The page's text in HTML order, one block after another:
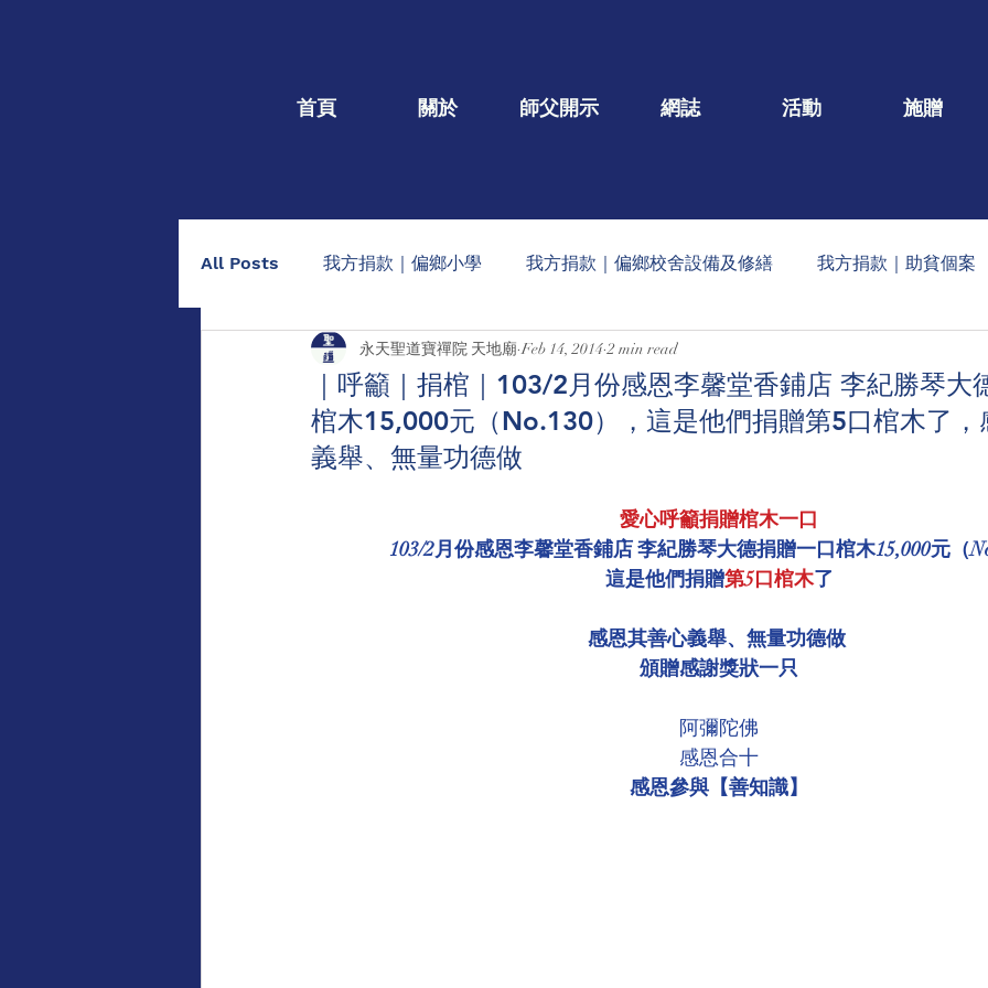
首頁 關於 師父開示 網誌 活動 施贈
All Posts 我方捐款｜偏鄉小學 我方捐款｜偏鄉校舍設備及修繕 我方捐款｜助貧個案
我方捐款｜個人個案 捐棺一口/大德名單公告 每月定期收到的捐款公告
助印佛經手抄本 點燈/供養蠟燭 玄人勉語 法會/活動/壇院盛事 重點文章
壇院規則/玄人公告
｜呼籲｜捐棺｜103/2月份感恩李馨堂香鋪店 李紀勝琴大
棺木15,000元（No.130），這是他們捐贈第5口棺木了，
義舉、無量功德做
永天聖道寶禪院 天地廟 Feb 14, 2014 2 min read
愛心呼籲捐贈棺木一口
103/2月份感恩李馨堂香鋪店 李紀勝琴大德捐贈一口棺木15,000元（
這是他們捐贈第5口棺木了
感恩其善心義舉、無量功德做
頒贈感謝獎狀一只
阿彌陀佛
感恩合十
感恩參與【善知識】